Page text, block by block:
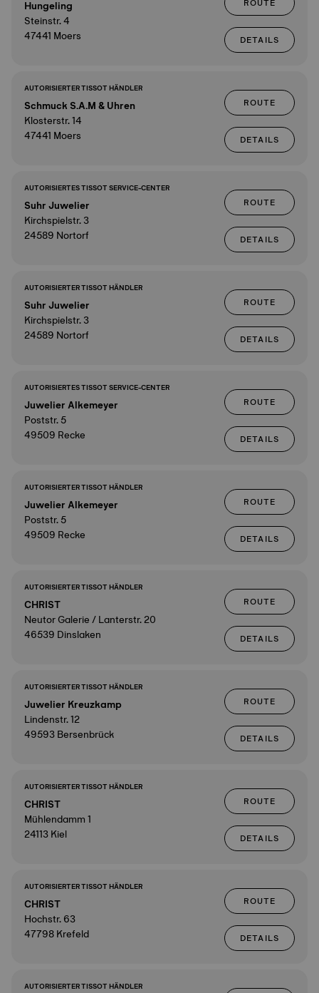
Hungeling
Steinstr. 4
47441 Moers
ROUTE
DETAILS
AUTORISIERTER TISSOT HÄNDLER
Schmuck S.A.M & Uhren
Klosterstr. 14
47441 Moers
ROUTE
DETAILS
AUTORISIERTES TISSOT SERVICE-CENTER
Suhr Juwelier
Kirchspielstr. 3
24589 Nortorf
ROUTE
DETAILS
AUTORISIERTER TISSOT HÄNDLER
Suhr Juwelier
Kirchspielstr. 3
24589 Nortorf
ROUTE
DETAILS
AUTORISIERTES TISSOT SERVICE-CENTER
Juwelier Alkemeyer
Poststr. 5
49509 Recke
ROUTE
DETAILS
AUTORISIERTER TISSOT HÄNDLER
Juwelier Alkemeyer
Poststr. 5
49509 Recke
ROUTE
DETAILS
AUTORISIERTER TISSOT HÄNDLER
CHRIST
Neutor Galerie / Lanterstr. 20
46539 Dinslaken
ROUTE
DETAILS
AUTORISIERTER TISSOT HÄNDLER
Juwelier Kreuzkamp
Lindenstr. 12
49593 Bersenbrück
ROUTE
DETAILS
AUTORISIERTER TISSOT HÄNDLER
CHRIST
Mühlendamm 1
24113 Kiel
ROUTE
DETAILS
AUTORISIERTER TISSOT HÄNDLER
CHRIST
Hochstr. 63
47798 Krefeld
ROUTE
DETAILS
AUTORISIERTER TISSOT HÄNDLER